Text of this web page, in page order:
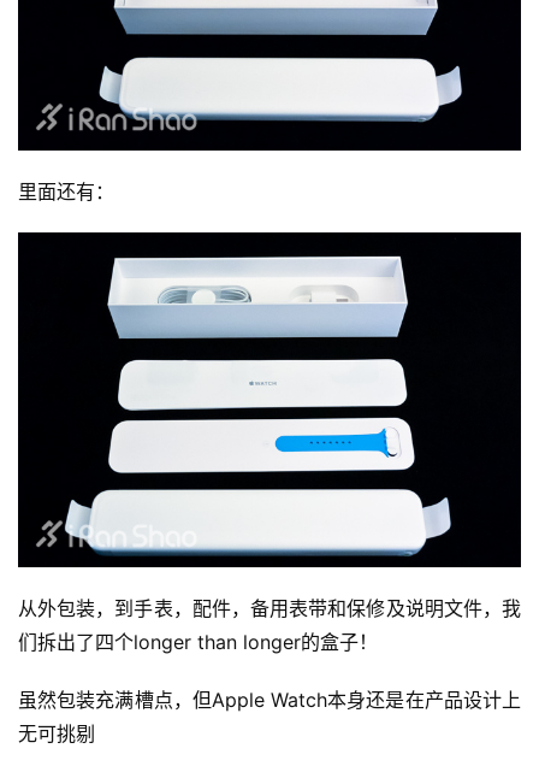
里面还有：
从外包装，到手表，配件，备用表带和保修及说明文件，我
们拆出了四个longer than longer的盒子！
虽然包装充满槽点，但Apple Watch本身还是在产品设计上
无可挑剔